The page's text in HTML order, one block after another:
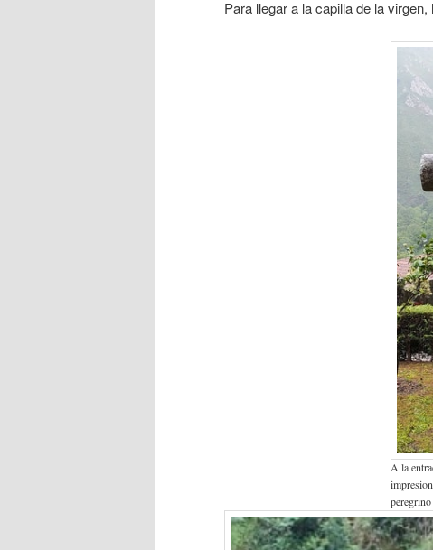
Para llegar a la capilla de la
A la